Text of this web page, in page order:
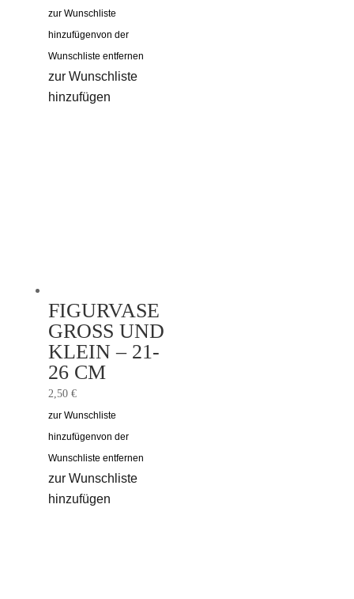
zur Wunschliste
hinzufügenvon der
Wunschliste entfernen
zur Wunschliste
hinzufügen
FIGURVASE
GROSS UND K
LEIN – 21-2
6 CM
2,50 €
zur Wunschliste
hinzufügenvon der
Wunschliste entfernen
zur Wunschliste
hinzufügen